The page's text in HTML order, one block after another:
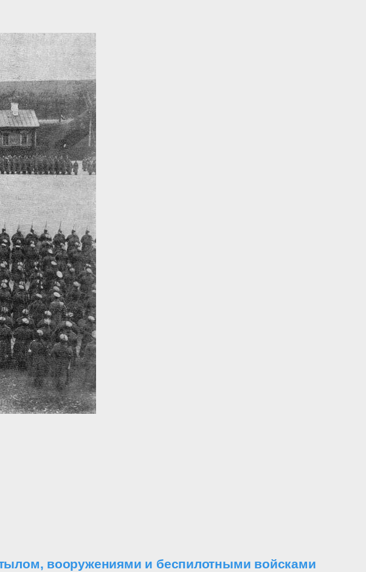
вооружениями и беспилотными войсками